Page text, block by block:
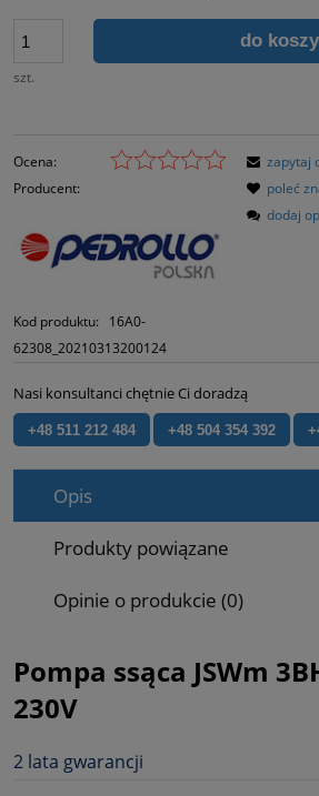
szt.
do
Ocena:
Producent:
Kod produktu:
16A0-
62308_20210313200124
zapytaj
poleć
dodaj
Nasi konsultanci chętnie Ci doradzą
+48 511 212 484 +48 504 354 392
Opis
Produkty powiązane
Opinie o produkcie (0)
Pompa ssąca JSWm
230V
2 lata gwarancji